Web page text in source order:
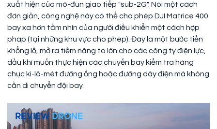
xuất hiện của mô-đun giao tiếp "sub-2G". Nói một cách
đơn giản, công nghệ này có thể cho phép DJI Matrice 400
bay xa hơn tầm nhìn của người điều khiển một cách hợp
pháp (tại những khu vực cho phép). Đây là một bước tiến
khổng lồ, mở ra tiềm năng to lớn cho các công ty điện lực,
dầu khí muốn thực hiện các chuyến bay kiểm tra hàng
chục ki-lô-mét đường ống hoặc đường dây điện mà không
cần di chuyển đội bay.